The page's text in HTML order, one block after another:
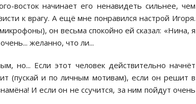
восток начинает его ненавидеть сильнее, чем
к врагу. А ещё мне понравился настрой Игоря.
он весьма спокойно ей сказал: «Нина, я
желанно, что ли...
но... Если этот человек действительно начнёт
(пускай и по личным мотивам), если он решит в
И если он не ссучится, за ним пойдут очень